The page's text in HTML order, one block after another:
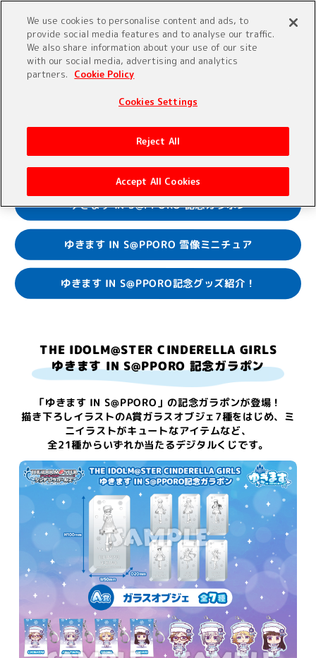
ゆきます IN S@PPORO 記念ガラポン
ゆきます IN S@PPORO 雪像ミニチュア
ゆきます IN S@PPORO記念グッズ紹介！
THE IDOLM@STER CINDERELLA GIRLS
ゆきます IN S@PPORO 記念ガラポン
「ゆきます IN S@PPORO」の記念ガラポンが登場！
描き下ろしイラストのA賞ガラスオブジェ7種をはじめ、ミ
ニイラストがキュートなアイテムなど、
全21種からいずれか当たるデジタルくじです。
We use cookies to personalise content and ads, to
provide social media features and to analyse our traffic.
We also share information about your use of our site
with our social media, advertising and analytics
partners.
Cookie Policy
Cookies Settings
Reject All
Accept All Cookies